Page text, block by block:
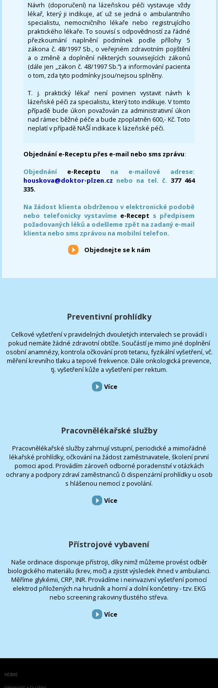
Návrh (doporučení) na lázeňskou péči vystavuje vždy
lékař, který ji indikuje, ať už se jedná o ambulantního
specialistu, nemocničního lékaře nebo registrujícího
praktického lékaře. To souvisí s odpovědností za řádné
přezkoumání naplnění podmínek podle přílohy 5
zákona č. 48/1997 Sb., o veřejném zdravotním pojištění
a o změně a doplnění některých souvisejících zákonů
(dále jen „zákon č. 48/1997 Sb.“) a informování pacienta
o tom, zda tyto podmínky jsou/nejsou splněny.
T. j. praktický lékař není povinen vystavit návrh k
lázeňské péči za specialistu, který toto indikuje. V tomto
případě bude úkon považován za administrativní úkon
nad rámec běžné péče a bude zpoplatněn 600,- Kč. Toto
neplatí v případě NAŠÍ indikace k lázeňské péči.
Objednání e-Receptu přes e-mail nebo sms zprávu:
Objednání e-Receptu na e-mailové adrese:
houskova@doktor-plzen.cz nebo na tel. č. 377 464
335.
Na žádost klienta obdrženou v elektronické podobě
nebo telefonicky vystavíme e-Recept s předpisem
požadovaných léků a odešleme zpět na zadaný e-mail
klienta nebo sms zprávou na mobilní telefon.
Objednejte se k nám
Preventivní prohlídky
Celkové vyšetření v pravidelných dvouletých intervalech se provádí i
pokud nemáte žádné zdravotní obtíže. Součástí je mimo jiné doplnění
osobní anamnézy, kontrola očkování proti tetanu, fyzikální vyšetření, vč.
měření krevního tlaku a tepové frekvence. Dále onkologická prevence,
tj. vyšetření kůže a vyšetření per rektum.
Více
Pracovnělékařské služby
Pracovnělékařské služby zahrnují vstupní, periodické a mimořádné
lékařské prohlídky, očkování na žádost zaměstnavatele, školení první
pomoci apod. Provádím zároveň odborné poradenství v otázkách
ochrany a podpory zdraví zaměstnanců či dispenzární prohlídky u osob
s hlášenou nemocí z povolání.
Více
Přístrojové vybavení
Naše ordinace disponuje přístroji, díky nimž můžeme provést odběr
biologického materiálu (krev, moč) a zjistit výsledek ihned v ambulanci.
Měříme glykémii, CRP, INR. Provádíme i neinvazivní vyšetření pomocí
elektrod přiložených na hrudník a horní a dolní končetiny - tzv. EKG
nebo screening rakoviny tlustého střeva.
Více
HOME